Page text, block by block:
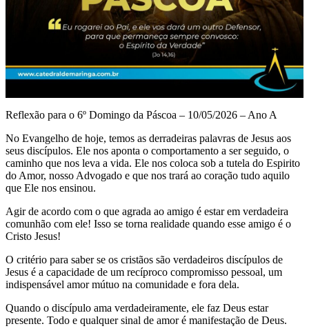
Reflexão para o 6º Domingo da Páscoa – 10/05/2026 – Ano A
No Evangelho de hoje, temos as derradeiras palavras de Jesus aos
seus discípulos. Ele nos aponta o comportamento a ser seguido, o
caminho que nos leva a vida. Ele nos coloca sob a tutela do Espirito
do Amor, nosso Advogado e que nos trará ao coração tudo aquilo
que Ele nos ensinou.
Agir de acordo com o que agrada ao amigo é estar em verdadeira
comunhão com ele! Isso se torna realidade quando esse amigo é o
Cristo Jesus!
O critério para saber se os cristãos são verdadeiros discípulos de
Jesus é a capacidade de um recíproco compromisso pessoal, um
indispensável amor mútuo na comunidade e fora dela.
Quando o discípulo ama verdadeiramente, ele faz Deus estar
presente. Todo e qualquer sinal de amor é manifestação de Deus.